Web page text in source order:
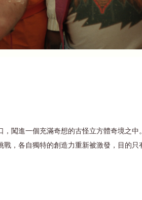
闖進一個充滿奇想的古怪立方體奇境之
戰，各自獨特的創造力重新被激發，目的